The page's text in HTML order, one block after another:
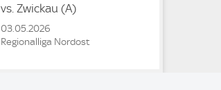
vs. Zwickau (A)
03.05.2026
Regionalliga Nordost